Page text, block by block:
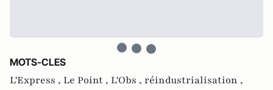
MOTS-CLES
L'Express , Le Point , L'Obs , réindustrialisation ,